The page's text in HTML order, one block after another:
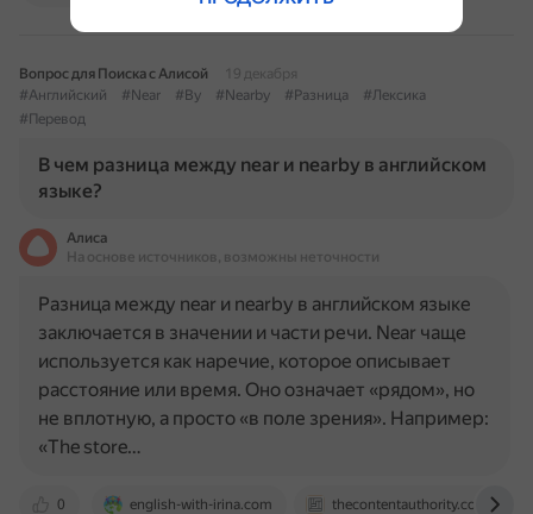
Вопрос для Поиска с Алисой
19 декабря
#Английский
#Near #By #Nearby #Разница
#Лексика
#Перевод
В чем разница между near и nearby в английском
языке?
Алиса
На основе источников, возможны неточности
0 english-with-irina.com thecontentauthority.com
Разница между near и nearby в английском языке
заключается в значении и части речи. Near чаще
используется как наречие, которое описывает
расстояние или время. Оно означает «рядом», но
не вплотную, а просто «в поле зрения». Например:
«The store…